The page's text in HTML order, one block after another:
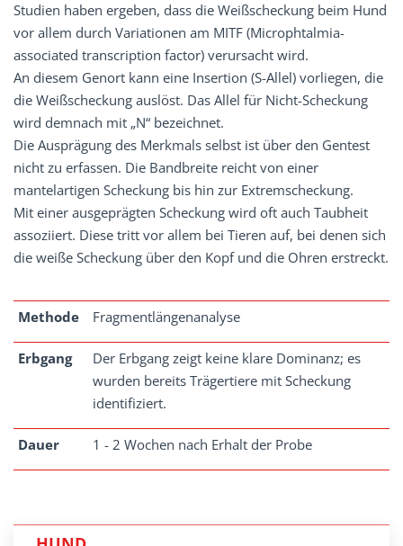
Studien haben ergeben, dass die Weißscheckung beim Hund
vor allem durch Variationen am MITF (Microphtalmia-
associated transcription factor) verursacht wird.
An diesem Genort kann eine Insertion (S-Allel) vorliegen, die
die Weißscheckung auslöst. Das Allel für Nicht-Scheckung
wird demnach mit „N“ bezeichnet.
Die Ausprägung des Merkmals selbst ist über den Gentest
nicht zu erfassen. Die Bandbreite reicht von einer
mantelartigen Scheckung bis hin zur Extremscheckung.
Mit einer ausgeprägten Scheckung wird oft auch Taubheit
assoziiert. Diese tritt vor allem bei Tieren auf, bei denen sich
die weiße Scheckung über den Kopf und die Ohren erstreckt.
Methode Fragmentlängenanalyse
Erbgang
Der Erbgang zeigt keine klare Dominanz; es
wurden bereits Trägertiere mit Scheckung
identifiziert.
Dauer 1 - 2 Wochen nach Erhalt der Probe